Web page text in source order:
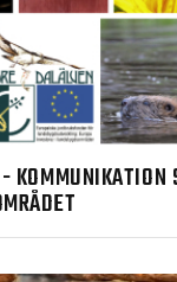
KOMMUNIKATION